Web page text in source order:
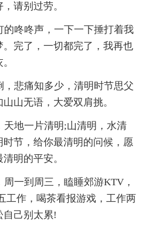
请别过劳。
的咚咚声，一下一下捶打着我
完了，一切都完了，我再也
，悲痛知多少，清明时节思父
山无语，大爱双肩挑。
天地一片清明;山清明，水清
节，给你最清明的问候，愿
明的平安。
一到周三，瞌睡郊游KTV，
工作，喝茶看报游戏，工作两
自己别太累!